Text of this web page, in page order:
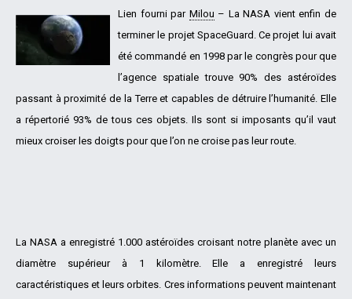
Lien fourni par Milou – La NASA vient enfin de
terminer le projet SpaceGuard. Ce projet lui avait
été commandé en 1998 par le congrès pour que
l’agence spatiale trouve 90% des astéroïdes
passant à proximité de la Terre et capables de détruire l’humanité. Elle
a répertorié 93% de tous ces objets. Ils sont si imposants qu’il vaut
mieux croiser les doigts pour que l’on ne croise pas leur route.
La NASA a enregistré 1.000 astéroïdes croisant notre planète avec un
diamètre supérieur à 1 kilomètre. Elle a enregistré leurs
caractéristiques et leurs orbites. Cres informations peuvent maintenant